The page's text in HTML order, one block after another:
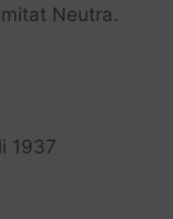
Neutra.
1937